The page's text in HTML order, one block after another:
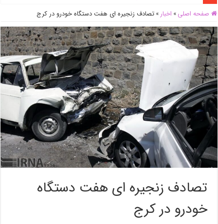
صفحه اصلی » اخبار » تصادف زنجیره ای هفت دستگاه خودرو در کرج
تصادف زنجیره ای هفت دستگاه
خودرو در کرج